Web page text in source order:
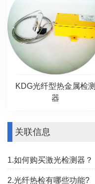
KDG光纤型热金属检测
器
关联信息
1.如何购买激光检测器？
2.光纤热检有哪些功能?